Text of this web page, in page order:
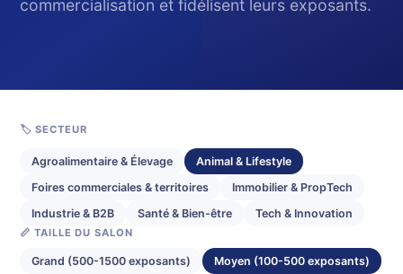
commercialisation et fidélisent leurs exposants.
🏷️ SECTEUR
Agroalimentaire & Élevage
Animal & Lifestyle
Foires commerciales & territoires
Immobilier & PropTech
Industrie & B2B
Santé & Bien-être Tech & Innovation
📏 TAILLE DU SALON
Grand (500-1500 exposants)
Moyen (100-500 exposants)